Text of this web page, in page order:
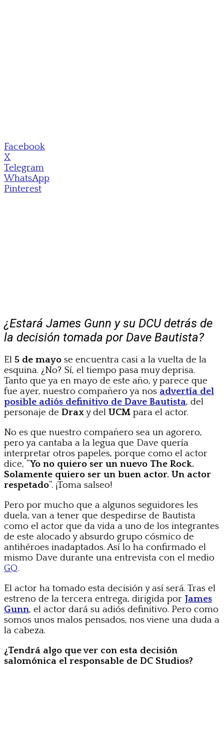
Facebook
X
Telegram
WhatsApp
Pinterest
¿Estará James Gunn y su DCU detrás de
la decisión tomada por Dave Bautista?
El 5 de mayo se encuentra casi a la vuelta de la
esquina. ¿No? Sí, el tiempo pasa muy deprisa.
Tanto que ya en mayo de este año, y parece que
fue ayer, nuestro compañero ya nos advertía del
posible adiós definitivo de Dave Bautista, del
personaje de Draxy del UCM para el actor.
No es que nuestro compañero sea un agorero,
pero ya cantaba a la legua que Dave quería
interpretar otros papeles, porque como el actor
dice, “Yo no quiero ser un nuevo The Rock.
Solamente quiero ser un buen actor. Un actor
respetado“. ¡Toma salseo!
Pero por mucho que a algunos seguidores les
duela, van a tener que despedirse de Bautista
como el actor que da vida a uno de los integrantes
de este alocado y absurdo grupo cósmico de
antihéroes inadaptados. Así lo ha confirmado el
mismo Dave durante una entrevista con el medio
GQ.
El actor ha tomado esta decisión y así será. Tras el
estreno de la tercera entrega, dirigida por James
Gunn, el actor dará su adiós definitivo. Pero como
somos unos malos pensados, nos viene una duda a
la cabeza.
¿Tendrá algo que ver con esta decisión
salomónica el responsable de DC Studios?